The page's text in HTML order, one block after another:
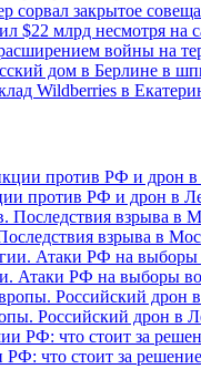
сорвал закрытое
$22 млрд несмотря на
войны на
дом в Берлине в
Wildberries в
против РФ и дрон в
взрыва в
Атаки РФ на выборы
Российский дрон в
что стоит за